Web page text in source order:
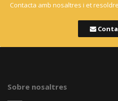
Contacta amb nosaltres i et
Sobre nosaltres